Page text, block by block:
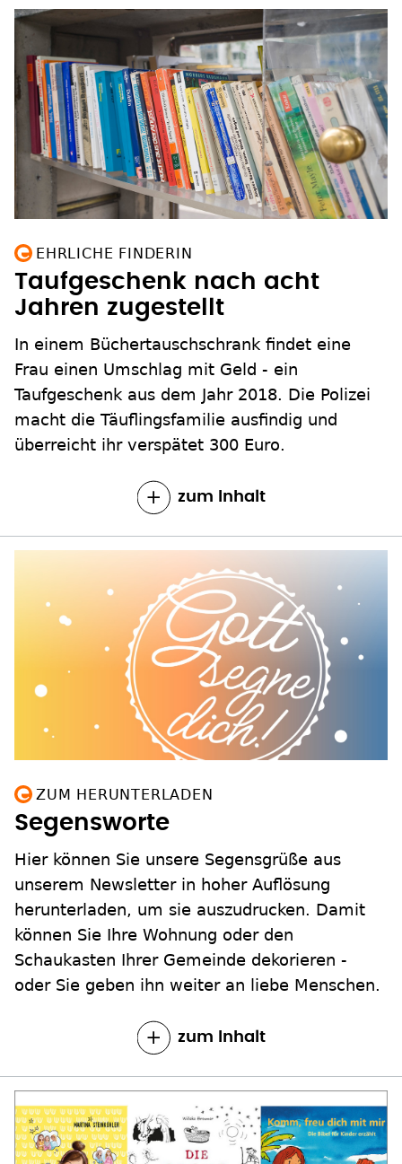
EHRLICHE FINDERIN
Taufgeschenk nach acht
Jahren zugestellt
In einem Büchertauschschrank findet eine
Frau einen Umschlag mit Geld - ein
Taufgeschenk aus dem Jahr 2018. Die Polizei
macht die Täuflingsfamilie ausfindig und
überreicht ihr verspätet 300 Euro.
zum Inhalt
ZUM HERUNTERLADEN
Segensworte
Hier können Sie unsere Segensgrüße aus
unserem Newsletter in hoher Auflösung
herunterladen, um sie auszudrucken. Damit
können Sie Ihre Wohnung oder den
Schaukasten Ihrer Gemeinde dekorieren -
oder Sie geben ihn weiter an liebe Menschen.
zum Inhalt